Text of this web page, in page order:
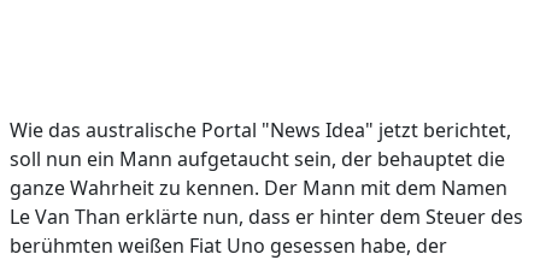
Wie das australische Portal "News Idea" jetzt berichtet,
soll nun ein Mann aufgetaucht sein, der behauptet die
ganze Wahrheit zu kennen. Der Mann mit dem Namen
Le Van Than erklärte nun, dass er hinter dem Steuer des
berühmten weißen Fiat Uno gesessen habe, der